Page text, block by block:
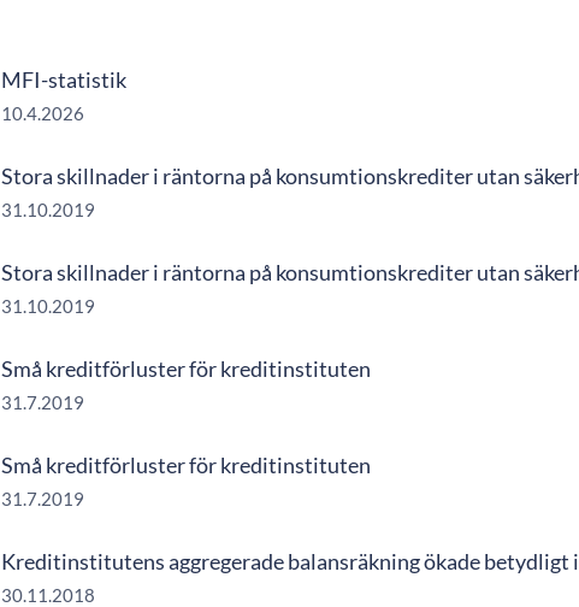
MFI-statistik
10.4.2026
Stora skillnader i räntorna på konsumtionskrediter utan
31.10.2019
Stora skillnader i räntorna på konsumtionskrediter utan
31.10.2019
Små kreditförluster för kreditinstituten
31.7.2019
Små kreditförluster för kreditinstituten
31.7.2019
Kreditinstitutens aggregerade balansräkning ökade betydligt
30.11.2018